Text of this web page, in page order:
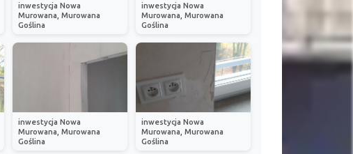
inwestycja Nowa
Murowana, Murowana
Goślina
inwestycja Nowa
Murowana, Murowana
Goślina
inwestycja Nowa
Murowana, Murowana
Goślina
inwestycja Nowa
Murowana, Murowana
Goślina